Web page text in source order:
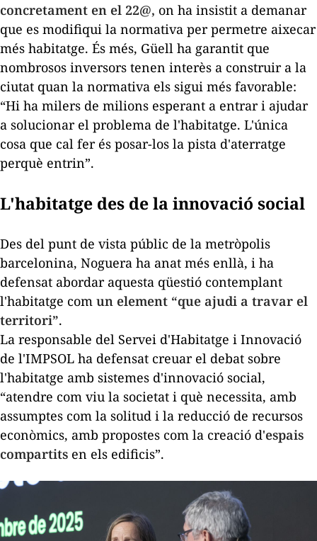
concretament en el 22@, on ha insistit a demanar
que es modifiqui la normativa per permetre aixecar
més habitatge. És més, Güell ha garantit que
nombrosos inversors tenen interès a construir a la
ciutat quan la normativa els sigui més favorable:
“Hi ha milers de milions esperant a entrar i ajudar
a solucionar el problema de l'habitatge. L'única
cosa que cal fer és posar-los la pista d'aterratge
perquè entrin”.
L'habitatge des de la innovació social
Des del punt de vista públic de la metròpolis
barcelonina, Noguera ha anat més enllà, i ha
defensat abordar aquesta qüestió contemplant
l'habitatge com un element “que ajudi a travar el
territori”.
La responsable del Servei d'Habitatge i Innovació
de l'IMPSOL ha defensat creuar el debat sobre
l'habitatge amb sistemes d'innovació social,
“atendre com viu la societat i què necessita, amb
assumptes com la solitud i la reducció de recursos
econòmics, amb propostes com la creació d'espais
compartits en els edificis”.